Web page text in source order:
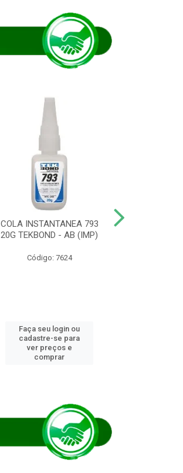
COLA INSTANTANEA 793
20G TEKBOND - AB (IMP)
Código: 7624
Faça seu login ou
cadastre-se para
ver preços e
comprar